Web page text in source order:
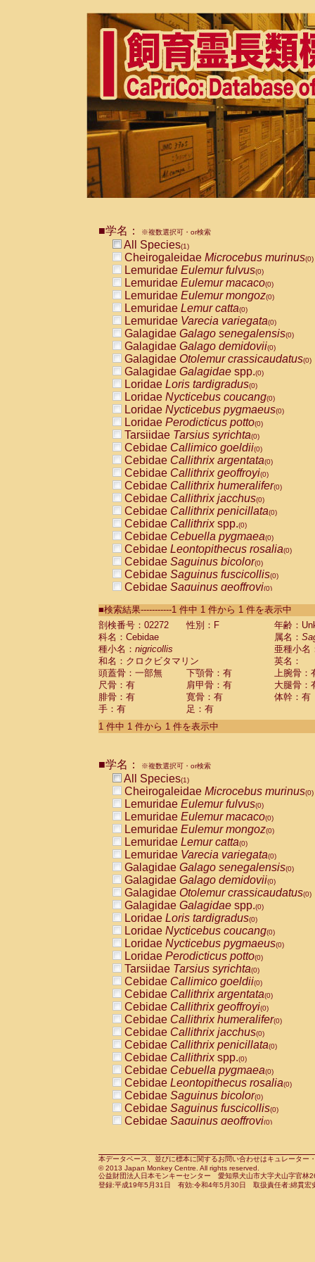
■学名： ※複数選択可・or検索
All Species(1)
Cheirogaleidae Microcebus murinus(0)
Lemuridae Eulemur fulvus(0)
Lemuridae Eulemur macaco(0)
Lemuridae Eulemur mongoz(0)
Lemuridae Lemur catta(0)
Lemuridae Varecia variegata(0)
Galagidae Galago senegalensis(0)
Galagidae Galago demidovii(0)
Galagidae Otolemur crassicaudatus(0)
Galagidae Galagidae spp.(0)
Loridae Loris tardigradus(0)
Loridae Nycticebus coucang(0)
Loridae Nycticebus pygmaeus(0)
Loridae Perodicticus potto(0)
Tarsiidae Tarsius syrichta(0)
Cebidae Callimico goeldii(0)
Cebidae Callithrix argentata(0)
Cebidae Callithrix geoffroyi(0)
Cebidae Callithrix humeralifer(0)
Cebidae Callithrix jacchus(0)
Cebidae Callithrix penicillata(0)
Cebidae Callithrixspp.(0)
Cebidae Cebuella pygmaea(0)
Cebidae Leontopithecus rosalia(0)
Cebidae Saguinus bicolor(0)
Cebidae Saguinus fuscicollis(0)
Cebidae Saguinus geoffroyi(0)
CebidaeSaguinus labiatus(0)
Cebidae Saguinus leucopus (0)
Cebidae
CebidaeSaguinus mystax
CebidaeSaguinus nigricollis (1)
Cebidae Saguinus oedipus
Cebidae Saguinus weddelli
Cebidae Saguinusspp.
Cebidae Aotus trivirgatus
Cebidae Cebus albifrons
CebidaeCebus nigrivittatus
CebidaeCebus
CebidaeSaimiri boliviensis(0)
CebidaeSaimiri sciureus(0)
AtelidaeAlouatta caraya(0)
AtelidaeAlouatta fusca(0)
AtelidaeAlouatta seniculus
AtelidaeAlouattaspp.(0)
AtelidaeAteles belzebuth(0)
AtelidaeAteles geoffroyi(0)
AtelidaeAteles paniscus(0)
AtelidaeAtelesspp.(0)
Atelidae Lagothrix lagothricha
AtelidaeLagothrix lagothricha cana
PitheciidaeCacajao calvus
PitheciidaeCallicebus cupreus
PitheciidaeCallicebus donacophilus
PitheciidaeCallicebus moloch
PitheciidaeCallicebus torquatus
PitheciidaeCallicebusspp.(0)
PitheciidaeChiropotes satanas(0)
PitheciidaePithecia monachus
PitheciidaePithecia pithecia(0)
CercopithecidaeCercocebus agilis
CercopithecidaeCercocebus
CercopithecidaeCercocebus
CercopithecidaeCercocebus
CercopithecidaeCercocebus
CercopithecidaeCercocebushybrid
CercopithecidaePapio anubis(0)
CercopithecidaePapio cynocephalus
CercopithecidaePapio hamadryas(0)
■検索結果-----------1 件中 1 件から 1 件を表示中
剖検番号：02272
性別：F
年齢：
科名：Cebidae
属名：
種小名： nigricollis
亜種小名
和名：クロクビタマリン
英名：
頭蓋骨：一部無
下顎骨：有
上腕骨：
尺骨：有
肩甲骨：有
大腿骨：
腓骨：有
寛骨：有
体幹：有
手：有
足：有
1 件中 1 件から 1 件を表示中
■学名： ※複数選択可・or検索
All Species(1)
Cheirogaleidae Microcebus murinus(0)
Lemuridae Eulemur fulvus(0)
Lemuridae Eulemur macaco(0)
Lemuridae Eulemur mongoz(0)
Lemuridae Lemur catta(0)
Lemuridae Varecia variegata(0)
Galagidae Galago senegalensis(0)
Galagidae Galago demidovii(0)
Galagidae Otolemur crassicaudatus(0)
Galagidae Galagidae spp.(0)
Loridae Loris tardigradus(0)
Loridae Nycticebus coucang(0)
Loridae Nycticebus pygmaeus(0)
Loridae Perodicticus potto(0)
Tarsiidae Tarsius syrichta(0)
Cebidae Callimico goeldii(0)
Cebidae Callithrix argentata(0)
Cebidae Callithrix geoffroyi(0)
Cebidae Callithrix humeralifer(0)
Cebidae Callithrix jacchus(0)
Cebidae Callithrix penicillata(0)
Cebidae Callithrixspp.(0)
Cebidae Cebuella pygmaea(0)
Cebidae Leontopithecus rosalia(0)
Cebidae Saguinus bicolor(0)
Cebidae Saguinus fuscicollis(0)
Cebidae Saguinus geoffroyi(0)
CebidaeSaguinus leucopus(0)
CebidaeSaguinus midas(0)
Cebidae Saguinus mystax(0)
本データベース、並びに標本に関するお問い合わせはキュレータ
© 2013 Japan Monkey Centre. All rights reserved.
公益財団法人日本モンキーセンター 愛知県犬山市大字犬山字官
登録:平成19年5月31日 有効:令和4年5月30日 取扱責任者:綿貫宏